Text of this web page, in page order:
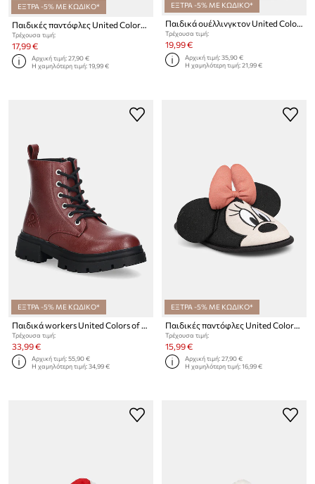
ΕΞΤΡΑ -5% ΜΕ ΚΩΔΙΚΟ*
Τρέχουσα τιμή:
17,99 €
Αρχική τιμή:27,90 €
Η χαμηλότερη τιμή:19,99 €
ΕΞΤΡΑ -5% ΜΕ ΚΩΔΙΚΟ*
Παιδικά ουέλλινγκτον United Colors of Benetton
Τρέχουσα τιμή:
19,99 €
Αρχική τιμή:35,90 €
Η χαμηλότερη τιμή:21,99 €
ΕΞΤΡΑ -5% ΜΕ ΚΩΔΙΚΟ*
Παιδικά workers United Colors of Benetton
Τρέχουσα τιμή:
33,99 €
Αρχική τιμή:55,90 €
Η χαμηλότερη τιμή:34,99 €
ΕΞΤΡΑ -5% ΜΕ ΚΩΔΙΚΟ*
Παιδικές παντόφλες United Colors of Benetton
Τρέχουσα τιμή:
15,99 €
Αρχική τιμή:27,90 €
Η χαμηλότερη τιμή:16,99 €